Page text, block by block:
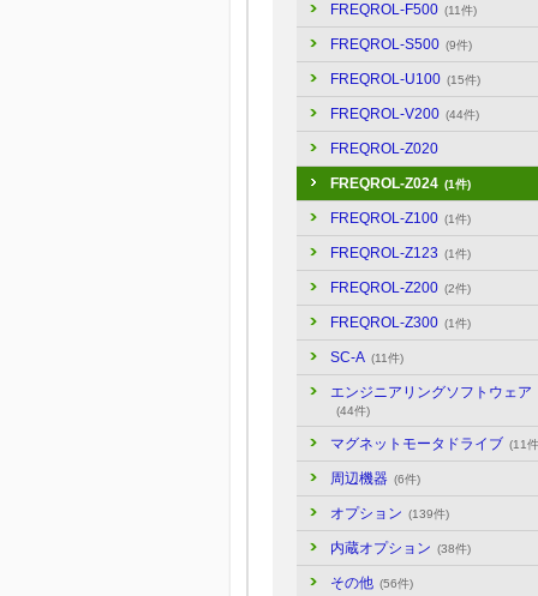
FREQROL-F500 (11件)
FREQROL-S500 (9件)
FREQROL-U100 (15件)
FREQROL-V200 (44件)
FREQROL-Z020
FREQROL-Z024 (1件)
FREQROL-Z100 (1件)
FREQROL-Z123 (1件)
FREQROL-Z200 (2件)
FREQROL-Z300 (1件)
SC-A (11件)
エンジニアリングソフトウェア
(44件)
マグネットモータドライブ (11
周辺機器 (6件)
オプション (139件)
内蔵オプション (38件)
その他 (56件)